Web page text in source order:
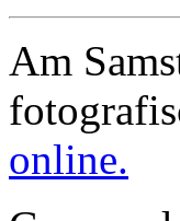
Am
online.